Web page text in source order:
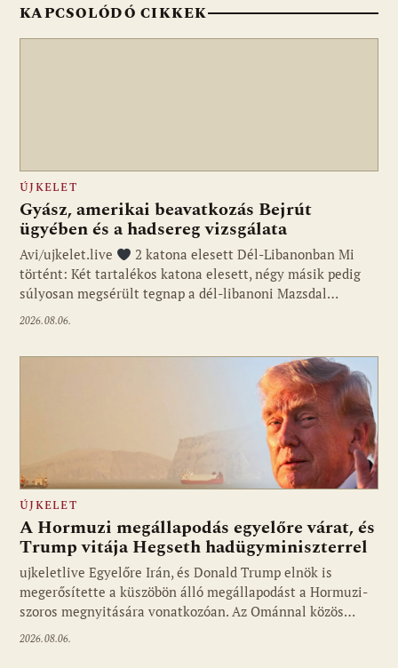
KAPCSOLÓDÓ CIKKEK
ÚJKELET
Gyász, amerikai beavatkozás Bejrút
ügyében és a hadsereg vizsgálata
Avi/ujkelet.live
2 katona elesett Dél-Libanonban Mi
történt: Két tartalékos katona elesett, négy másik pedig
súlyosan megsérült tegnap a dél-libanoni Mazsdal…
2026.08.06.
Fotó: ujkelet.live
ÚJKELET
A Hormuzi megállapodás egyelőre várat, és
Trump vitája Hegseth hadügyminiszterrel
ujkeletlive Egyelőre Irán, és Donald Trump elnök is
megerősítette a küszöbön álló megállapodást a Hormuzi-
szoros megnyitására vonatkozóan. Az Ománnal közös…
2026.08.06.